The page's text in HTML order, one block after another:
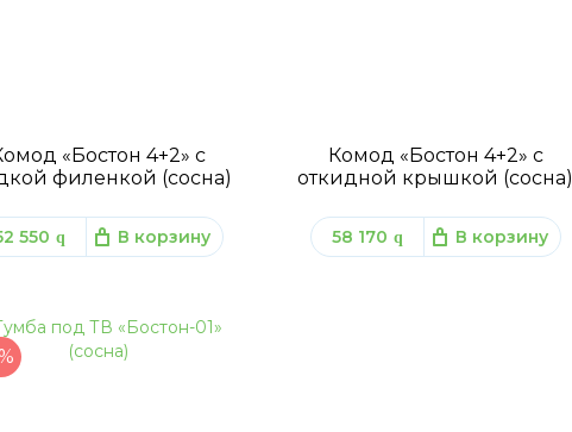
«Бостон 4+2» с
филенкой (сосна)
550 q В корзину
Комод «Бостон 4+2» с
откидной крышкой (сосна)
58 170 q В корзину